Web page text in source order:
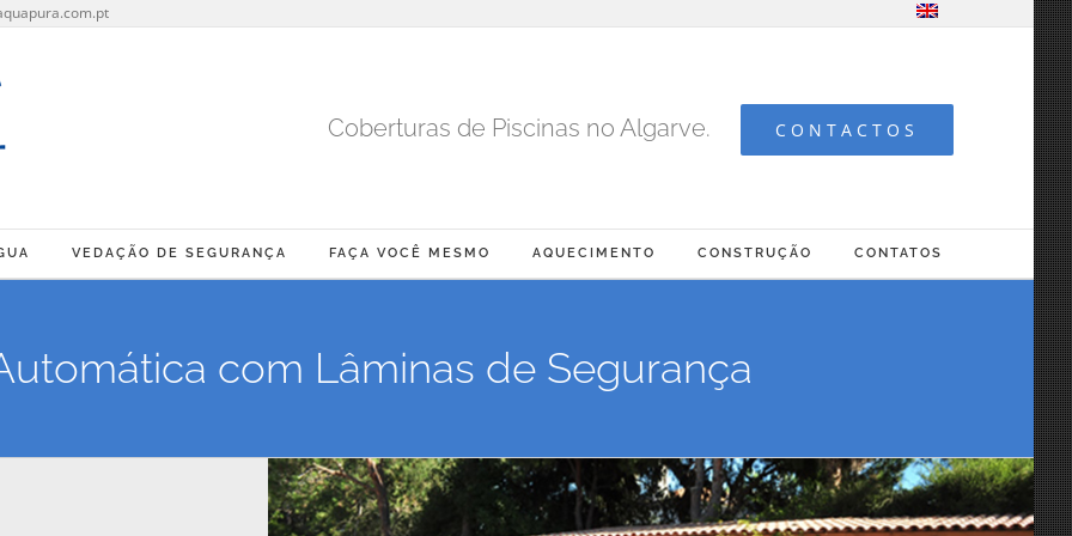
Coberturas de Piscinas no Algarve. CONTACTOS
VEDAÇÃO DE SEGURANÇA FAÇA VOCÊ MESMO AQUECIMENTO CONSTRUÇÃO CONTATOS
com Lâminas de Segurança